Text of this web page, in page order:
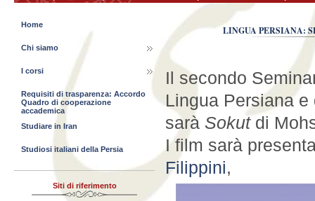
LINGUA PERSIANA:
Il secondo
Lingua Persiana e
sarà Sokutdi
I film sarà
Filippini,
Home
Chi siamo
I corsi
Requisiti di trasparenza: Accordo
Quadro di cooperazione
accademica
Studiare in Iran
Studiosi italiani della Persia
Siti di riferimento